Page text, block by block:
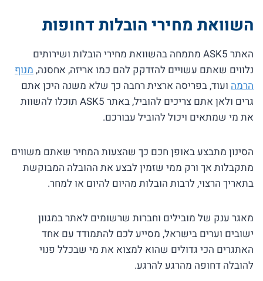
השוואת מחירי הובלות דחופות
האתר ASK5 מתמחה בהשוואת מחירי הובלות ושירותים
נלווים שאתם עשויים להזדקק להם כמו אריזה, אחסנה,מנוף
הרמה ועוד, בפריסה ארצית רחבה כך שלא משנה היכן אתם
גרים ולאן אתם צריכים להוביל, באתר ASK5 תוכלו להשוות
את מי שמתאים ויכול להוביל עבורכם.
הסינון מתבצע באופן חכם כך שהצעות המחיר שאתם משווים
מתקבלות אך ורק ממי שזמין לבצע את ההובלה המבוקשת
בתאריך הרצוי, לרבות הובלות מהיום להיום או למחר.
מאגר ענק של מובילים וחברות שרשומים לאתר במגוון
ישובים וערים בישראל, מסייע לכם להתמודד עם אחד
האתגרים הכי גדולים שהוא למצוא את מי שבכלל פנוי
להובלה דחופה מהרגע להרגע.